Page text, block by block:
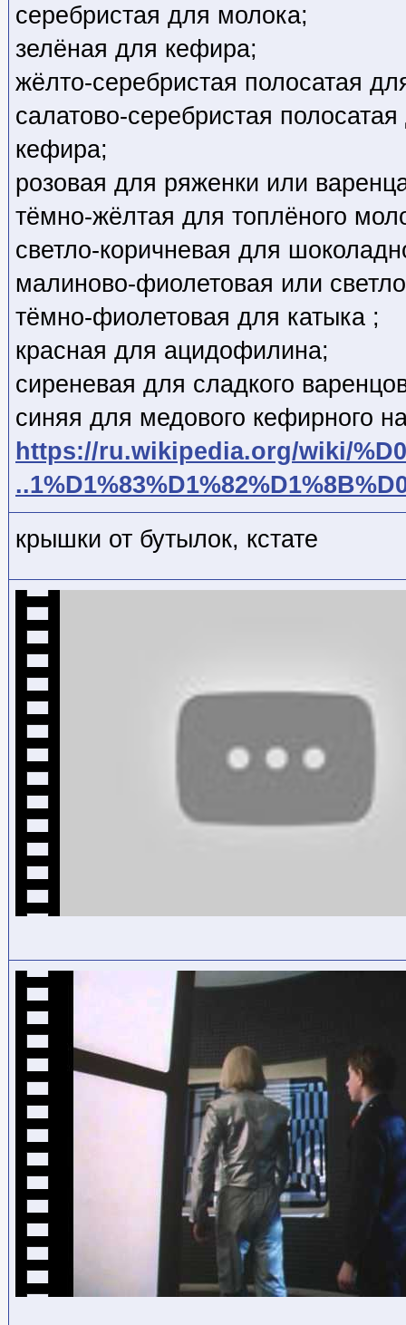
серебристая для молока;
зелёная для кефира;
жёлто-серебристая полосатая
салатово-серебристая
кефира;
розовая для ряженки или
тёмно-жёлтая для топлёного
светло-коричневая для
малиново-фиолетовая или
тёмно-фиолетовая для катыка ;
красная для ацидофилина;
сиреневая для сладкого
синяя для медового кефирного
https://ru.wikipedia.org/wiki/
крышки от бутылок, кстате